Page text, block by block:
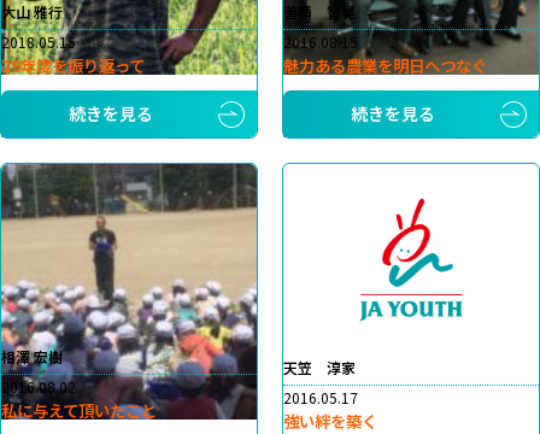
大山 雅行
2018.05.15
29年度を振り返って
続きを見る
善積 智晃
2016.08.15
魅力ある農業を明日へつなぐ
続きを見る
相澤 宏樹
2016.08.02
私に与えて頂いたこと
天笠 淳家
2016.05.17
強い絆を築く